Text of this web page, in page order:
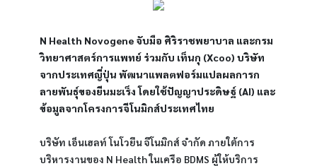
N Health Novogene จับมือ ศิริราชพยาบาล และกรม
วิทยาศาสตร์การแพทย์ ร่วมกับ เท็นกุ (Xcoo) บริษัท
จากประเทศญี่ปุ่น พัฒนาแพลตฟอร์มแปลผลการก
ลายพันธุ์ของยีนมะเร็ง โดยใช้ปัญญาประดิษฐ์ (AI) และ
ข้อมูลจากโครงการจีโนมิกส์ประเทศไทย
บริษัท เอ็นเฮลท์ โนโวยีน จีโนมิกส์ จำกัด ภายใต้การ
บริหารงานของ N Health ในเครือ BDMS ผู้ให้บริการ